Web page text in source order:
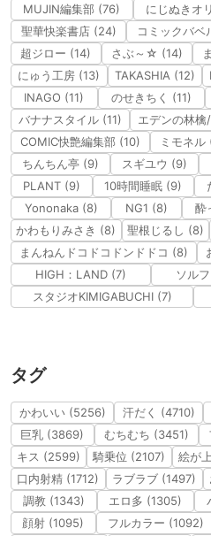
MUJIN編集部 (76) にじぬきオ
聖華快楽書店 (24)
コミックバベ
超ジロー (14)
さぶ～☆ (14)
にゅう工房 (13)
TAKASHIA (12)
INAGO (11)
のせきちく (11)
バナナスタイル (11)
エデンの林檎
COMIC快艶編集部 (10)
ミモネル
ちんちん亭 (9)
スギユウ (9)
PLANT (9)
10時間睡眠 (9)
Yononaka (8)
NG1 (8) 酔
かわもりみさき (8)
聖根じるし (8)
まんねんドコドコドンドドコ (8)
HIGH：LAND (7)
ソル
スタジオKIMIGABUCHI (7)
タグ
かわいい (5256) 汗だく (4710)
巨乳 (3869)
むちむち (3451)
キス (2599)
騎乗位 (2107) 絵が
口内射精 (1712)
ラブラブ (1497)
調教 (1343)
エロ多 (1305)
顔射 (1095)
フルカラー (1092)